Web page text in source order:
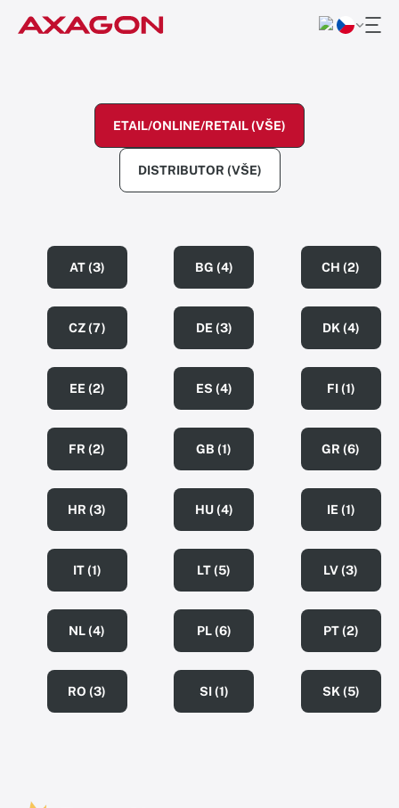
ETAIL/ONLINE/RETAIL (VŠE)
DISTRIBUTOR (VŠE)
AT (3) BG (4) CH (2)
CZ (7) DE (3) DK (4)
EE (2) ES (4) FI (1)
FR (2) GB (1) GR (6)
HR (3) HU (4) IE (1)
IT (1) LT (5) LV (3)
NL (4) PL (6) PT (2)
RO (3) SI (1) SK (5)